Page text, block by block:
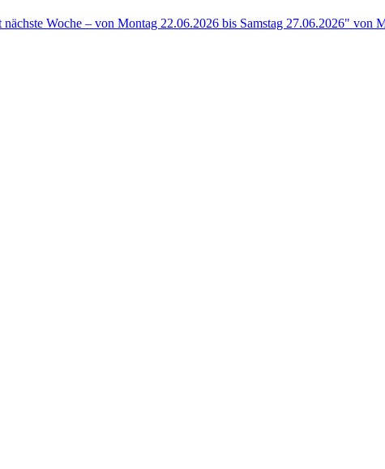
Woche – von Montag 22.06.2026 bis Samstag 27.06.2026" von